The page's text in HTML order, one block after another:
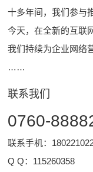
十多年间，我们参与
今天，在全新的互联
我们持续为企业网络
……
联系我们
0760-
联系手机：
Q Q： 115260358